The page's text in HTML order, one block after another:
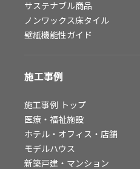
事業紹介
スペースソリューション事業
ファシリティソリューション事業
不動産投資開発事業
会社情報
サステナブル商品
ノンワックス床タイル
壁紙機能性ガイド
施工事例
施工事例 トップ
医療・福祉施設
ホテル・オフィス・店舗
モデルハウス
新築戸建・マンション